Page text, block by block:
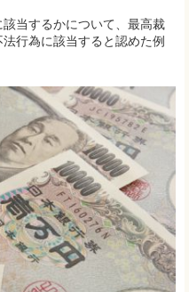
当するかについて、最高裁
行為に該当すると認めた例